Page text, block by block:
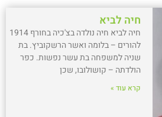
חיה לביא
חיה לביא חיה נולדה בצ'כיה בחורף 1914
להורים – בלומה ואשר הרשקוביץ. בת
שניה למשפחה בת עשר נפשות. כפר
הולדתה – קושולובו, שכן
קרא עוד »